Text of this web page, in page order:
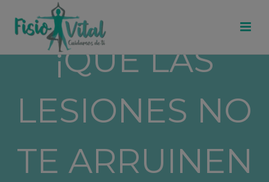
¡QUE LAS
LESIONES NO
TE ARRUINEN